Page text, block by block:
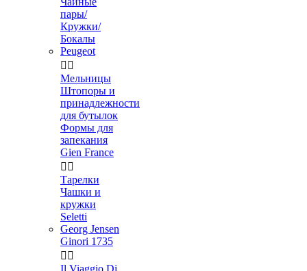
пары/
Кружки/
Бокалы
Peugeot
 
Мельницы
Штопоры и
принадлежности
для бутылок
Формы для
запекания
Gien France
 
Тарелки
Чашки и
кружки
Seletti
Georg Jensen
Ginori 1735
 
Il Viaggio Di